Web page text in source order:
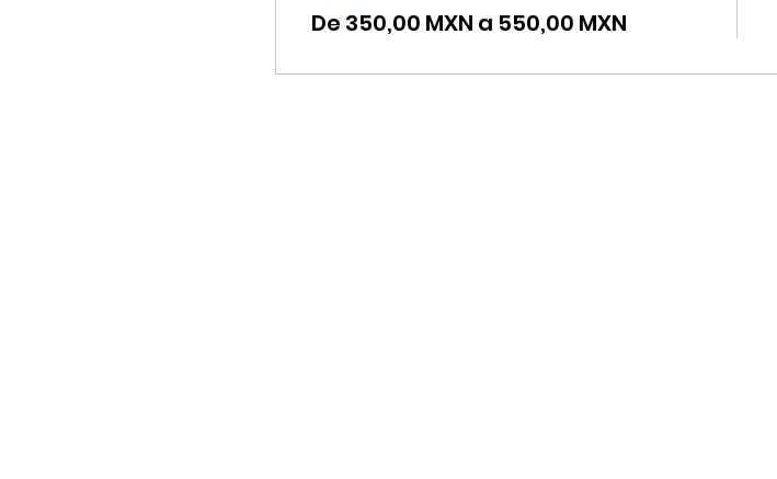
De 350,00 MXN a 550,00 MXN